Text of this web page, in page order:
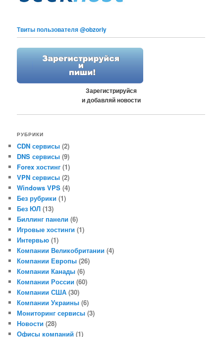
Твиты пользователя @obzorly
Зарегистрируйся
и добавляй новости
РУБРИКИ
CDN сервисы (2)
DNS сервисы (9)
Forex хостинг (1)
VPN сервисы (2)
Windows VPS (4)
Без рубрики (1)
Без ЮЛ (13)
Биллинг панели (6)
Игровые хостинги (1)
Интервью (1)
Компании Великобритании (4)
Компании Европы (26)
Компании Канады (6)
Компании России (60)
Компании США (30)
Компании Украины (6)
Мониторинг сервисы (3)
Новости (28)
Офисы компаний (1)